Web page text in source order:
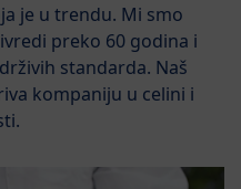
je u trendu. Mi smo
preko 60 godina i
standarda. Naš
kompaniju u celini i